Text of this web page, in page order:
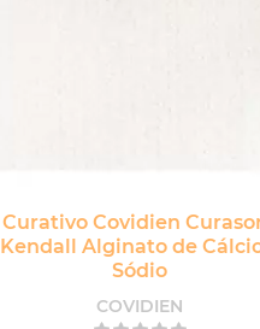
Curativo Covidien
Kendall Alginato de
Sódio
COVIDIEN